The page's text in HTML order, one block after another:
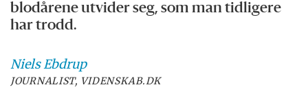
blodårene utvider seg, som man tidligere
har trodd.
NielsEbdrup
JOURNALIST, VIDENSKAB.DK